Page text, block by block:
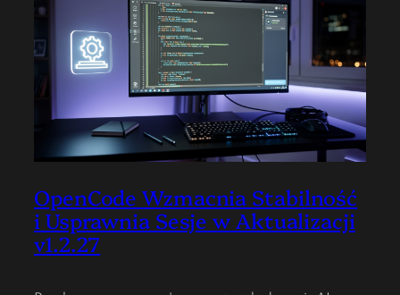
OpenCode Wzmacnia Stabilność
i Usprawnia Sesje w Aktualizacji
v1.2.27